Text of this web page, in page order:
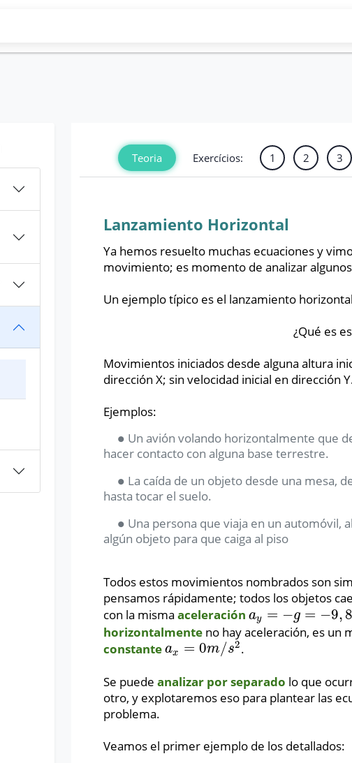
Teoria Exercícios: 1 2 3
Lanzamiento Horizontal
Ya hemos resuelto muchas ecuaciones y
movimiento; es momento de analizar
Un ejemplo típico es el lanzamiento
¿Qué es
Movimientos iniciados desde alguna altura
dirección X; sin velocidad inicial en dirección
Ejemplos:
∙
∙ Un avión volando horizontalmente que
hacer contacto con alguna base terrestre.
∙
∙ La caída de un objeto desde una mesa,
hasta tocar el suelo.
∙
∙ Una persona que viaja en un automóvil,
algún objeto para que caiga al piso
Todos estos movimientos nombrados son
pensamos rápidamente; todos los objetos
con la misma aceleración ay = −g = −9,
ay=−g =−9 8m/s2
horizontalmente no hay aceleración, es un
constante ax = 0m/s2
ax= 0m/s2 .
Se puede analizar por separado lo que
otro, y explotaremos eso para plantear las
problema.
Veamos el primer ejemplo de los detallados: